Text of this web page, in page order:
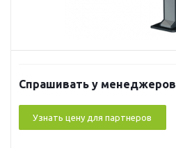
Спрашивать у менеджеров
Узнать цену для партнеров